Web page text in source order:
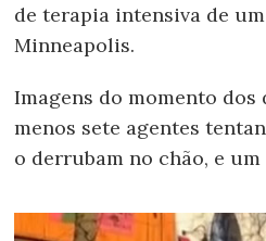
de terapia intensiva de
Minneapolis.
Imagens do momento
menos sete agentes
o derrubam no chão, e